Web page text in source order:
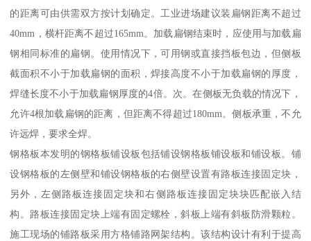
的距离可由供需双方按计划确定。工业进场建议装扁钢距离不超过
40mm，横杆距离不超过165mm。加载扁钢结束时，应使用与加载扁
钢相同标准的扁钢。使用情况下，可用钢或直接挡板包边，但侧板
截面积不小于加载扁钢的面积，焊接高度不小于加载扁钢的厚度，
焊缝长度不小于加载扁钢厚度的4倍。次。在侧板无负载的情况下，
允许4根加载扁钢的距离，但距离不得超过180mm。侧板承重，不允
许远焊，要求全焊。
钢格板本发明的钢格板铺设板包括铺设钢格板铺设板和铺设板。铺
设钢格板的左侧壁和铺设钢格板的右侧壁设置有路板连接固定块，
另外，左侧路板连接固定块和右侧路板连接固定块块匹配嵌入结
构。路板连接固定块上端有固定螺栓，斜板上端有斜板防滑颗粒。
施工现场的铺路板采用方格铺路网架结构。该结构设计有利于提高